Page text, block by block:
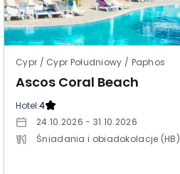
Cypr / Cypr Południowy / Paphos
Ascos Coral Beach
Hotel:4
24.10.2026 - 31.10.2026
Śniadania i obiadokolacje (HB)